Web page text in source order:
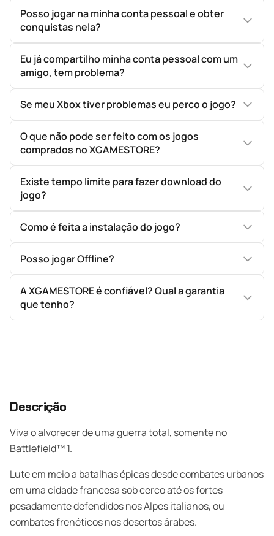
Posso jogar na minha conta pessoal e obter
conquistas nela?
Eu já compartilho minha conta pessoal com um
amigo, tem problema?
Se meu Xbox tiver problemas eu perco o jogo?
O que não pode ser feito com os jogos
comprados no XGAMESTORE?
Existe tempo limite para fazer download do
jogo?
Como é feita a instalação do jogo?
Posso jogar Offline?
A XGAMESTORE é confiável? Qual a garantia
que tenho?
Descrição
Viva o alvorecer de uma guerra total, somente no
Battlefield™ 1.
Lute em meio a batalhas épicas desde combates urbanos
em uma cidade francesa sob cerco até os fortes
pesadamente defendidos nos Alpes italianos, ou
combates frenéticos nos desertos árabes.